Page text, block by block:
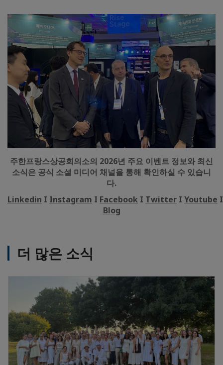
주한프랑스상공회의소의 2026년 주요 이벤트 정보와 최신
소식은 공식 소셜 미디어 채널을 통해 확인하실 수 있습니
다.
Linkedin I Instagram I Facebook I Twitter I Youtube
Blog
더 많은 소식